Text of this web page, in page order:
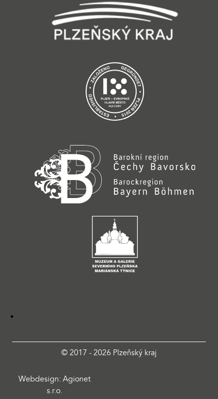
© 2017 - 2026 Plzeňský kraj
Webdesign: Agionet
s.r.o.